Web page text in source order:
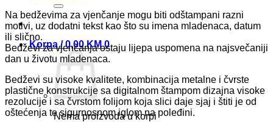
Korpa /0,00KM 0
Nema proizvoda u korpi
Na bedževima za vjenčanje mogu biti odštampani razni
motivi, uz dodatni tekst kao što su imena mladenaca, datum
ili slično.
Bedževi za vjenčanja ostaju lijepa uspomena na najsvečaniji
dan u životu mladenaca.
Bedževi su visoke kvalitete, kombinacija metalne i čvrste
plastične konstrukcije sa digitalnom štampom dizajna visoke
rezolucije i sa čvrstom folijom koja slici daje sjaj i štiti je od
oštećenja te sigurnosnom iglom na poleđini.